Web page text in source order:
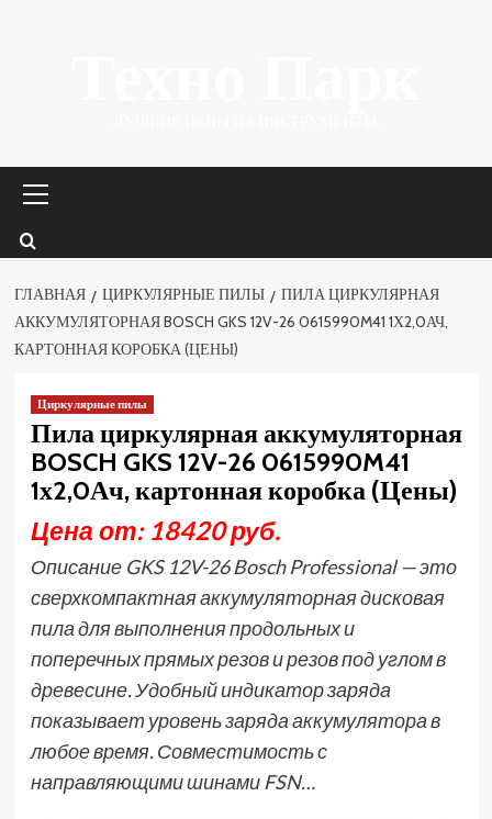
меню
ГЛАВНАЯ ЦИРКУЛЯРНЫЕ ПИЛЫ
ПИЛА ЦИРКУЛЯРНАЯ
АККУМУЛЯТОРНАЯ BOSCH GKS 12V-26 0615990M41 1Х2,0АЧ,
КАРТОННАЯ КОРОБКА (ЦЕНЫ)
Циркулярные пилы
Пила циркулярная аккумуляторная
BOSCH GKS 12V-26 0615990M41
1х2,0Ач, картонная коробка (Цены)
Цена от: 18420 руб.
Описание GKS 12V-26 Bosch Professional — это
сверхкомпактная аккумуляторная дисковая
пила для выполнения продольных и
поперечных прямых резов и резов под углом в
древесине. Удобный индикатор заряда
показывает уровень заряда аккумулятора в
любое время. Совместимость с
направляющими шинами FSN…